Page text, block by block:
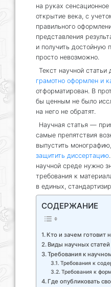
на руках сенсационное
открытие века, с
правильного
представления
и получить достойную
просто невозможно.
Текст научной статьи
грамотно оформлен и
отформатирован. В
бы ценным не было
на него не обратят.
Научная статья —
самые препятствия
выпустить монографию,
защитить диссертацию
научной среде нужно
требования к
в единых,
СОДЕРЖАНИЕ
Кто и зачем готовит
Виды научных статей
Требования к
Требования к
Требования к
Где опубликовать